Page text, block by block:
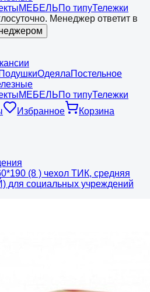
МЕБЕЛЬПо типуТележки
Менеджер ответит в
ПодушкиОдеялаПостельное
МЕБЕЛЬПо типуТележки
Избранное
Корзина
(8 ) чехол ТИК, средняя
для социальных учреждений